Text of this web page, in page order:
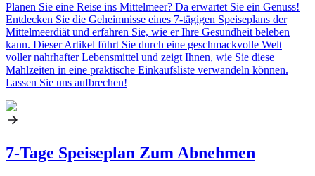
Planen Sie eine Reise ins Mittelmeer? Da erwartet Sie ein Genuss!
Entdecken Sie die Geheimnisse eines 7-tägigen Speiseplans der
Mittelmeerdiät und erfahren Sie, wie er Ihre Gesundheit beleben
kann. Dieser Artikel führt Sie durch eine geschmackvolle Welt
voller nahrhafter Lebensmittel und zeigt Ihnen, wie Sie diese
Mahlzeiten in eine praktische Einkaufsliste verwandeln können.
Lassen Sie uns aufbrechen!
7-Tage Speiseplan Zum Abnehmen